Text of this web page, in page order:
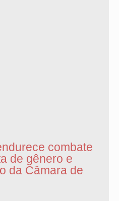
combate
de gênero e
da Câmara de